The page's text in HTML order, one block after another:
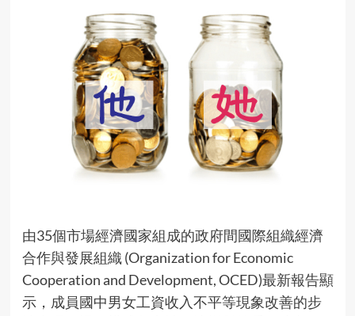
由35個市場經濟國家組成的政府間國際組織經濟
合作與發展組織 (Organization for Economic
Cooperation and Development, OCED)最新報告顯
示，成員國中男女工資收入不平等現象改善的步